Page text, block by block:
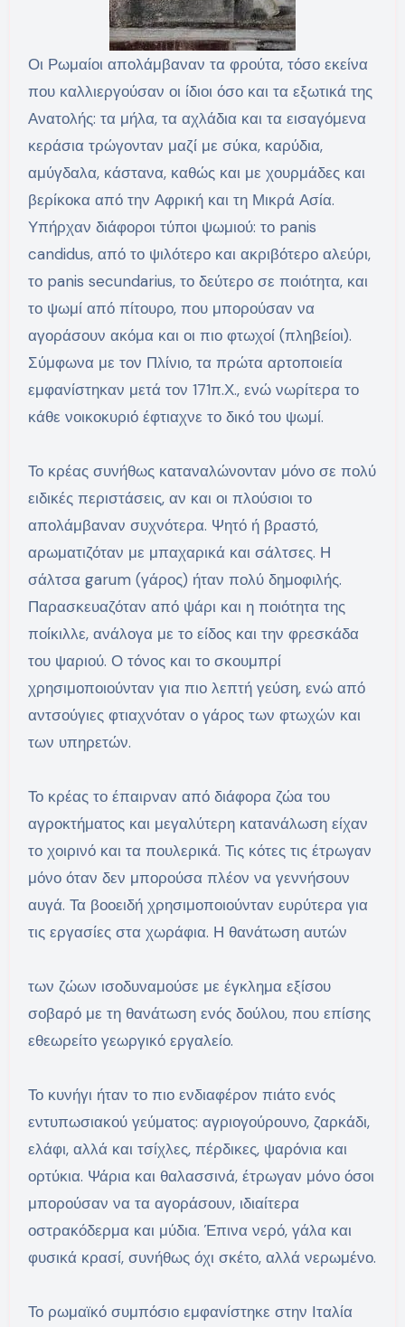
Οι Ρωμαίοι απολάμβαναν τα φρούτα, τόσο εκείνα
που καλλιεργούσαν οι ίδιοι όσο και τα εξωτικά της
Ανατολής: τα μήλα, τα αχλάδια και τα εισαγόμενα
κεράσια τρώγονταν μαζί με σύκα, καρύδια,
αμύγδαλα, κάστανα, καθώς και με χουρμάδες και
βερίκοκα από την Αφρική και τη Μικρά Ασία.
Υπήρχαν διάφοροι τύποι ψωμιού: το panis
candidus, από το ψιλότερο και ακριβότερο αλεύρι,
το panis secundarius, το δεύτερο σε ποιότητα, και
το ψωμί από πίτουρο, που μπορούσαν να
αγοράσουν ακόμα και οι πιο φτωχοί (πληβείοι).
Σύμφωνα με τον Πλίνιο, τα πρώτα αρτοποιεία
εμφανίστηκαν μετά τον 171π.Χ., ενώ νωρίτερα το
κάθε νοικοκυριό έφτιαχνε το δικό του ψωμί.
Το κρέας συνήθως καταναλώνονταν μόνο σε πολύ
ειδικές περιστάσεις, αν και οι πλούσιοι το
απολάμβαναν συχνότερα. Ψητό ή βραστό,
αρωματιζόταν με μπαχαρικά και σάλτσες. Η
σάλτσα garum (γάρος) ήταν πολύ δημοφιλής.
Παρασκευαζόταν από ψάρι και η ποιότητα της
ποίκιλλε, ανάλογα με το είδος και την φρεσκάδα
του ψαριού. Ο τόνος και το σκουμπρί
χρησιμοποιούνταν για πιο λεπτή γεύση, ενώ από
αντσούγιες φτιαχνόταν ο γάρος των φτωχών και
των υπηρετών.
Το κρέας το έπαιρναν από διάφορα ζώα του
αγροκτήματος και μεγαλύτερη κατανάλωση είχαν
το χοιρινό και τα πουλερικά. Τις κότες τις έτρωγαν
μόνο όταν δεν μπορούσα πλέον να γεννήσουν
αυγά. Τα βοοειδή χρησιμοποιούνταν ευρύτερα για
τις εργασίες στα χωράφια. Η θανάτωση αυτών
των ζώων ισοδυναμούσε με έγκλημα εξίσου
σοβαρό με τη θανάτωση ενός δούλου, που επίσης
εθεωρείτο γεωργικό εργαλείο.
Το κυνήγι ήταν το πιο ενδιαφέρον πιάτο ενός
εντυπωσιακού γεύματος: αγριογούρουνο, ζαρκάδι,
ελάφι, αλλά και τσίχλες, πέρδικες, ψαρόνια και
ορτύκια. Ψάρια και θαλασσινά, έτρωγαν μόνο όσοι
μπορούσαν να τα αγοράσουν, ιδιαίτερα
οστρακόδερμα και μύδια. Έπινα νερό, γάλα και
φυσικά κρασί, συνήθως όχι σκέτο, αλλά νερωμένο.
Το ρωμαϊκό συμπόσιο εμφανίστηκε στην Ιταλία